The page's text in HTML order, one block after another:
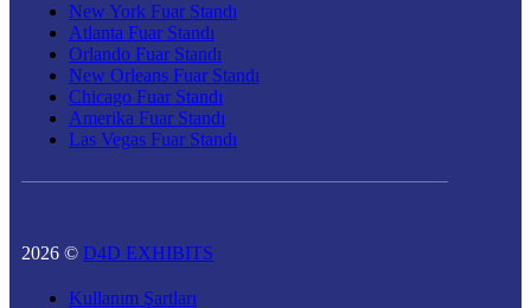
New York Fuar Standı
Atlanta Fuar Standı
Orlando Fuar Standı
New Orleans Fuar Standı
Chicago Fuar Standı
Amerika Fuar Standı
Las Vegas Fuar Standı
2026 © D4D EXHIBITS
Kullanım Şartları